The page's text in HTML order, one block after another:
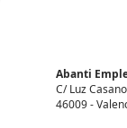
Abanti
C/ Luz
46009 -